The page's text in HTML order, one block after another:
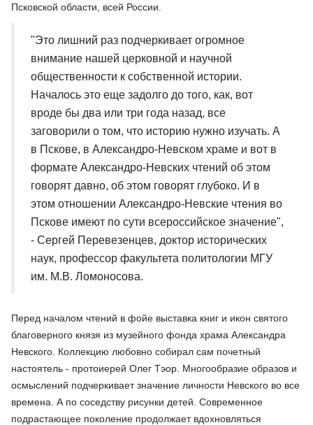
Псковской области, всей России.
"Это лишний раз подчеркивает огромное
внимание нашей церковной и научной
общественности к собственной истории.
Началось это еще задолго до того, как, вот
вроде бы два или три года назад, все
заговорили о том, что историю нужно изучать. А
в Пскове, в Александро-Невском храме и вот в
формате Александро-Невских чтений об этом
говорят давно, об этом говорят глубоко. И в
этом отношении Александро-Невские чтения во
Пскове имеют по сути всероссийское значение",
- Сергей Перевезенцев, доктор исторических
наук, профессор факультета политологии МГУ
им. М.В. Ломоносова.
Перед началом чтений в фойе выставка книг и икон святого
благоверного князя из музейного фонда храма Александра
Невского. Коллекцию любовно собирал сам почетный
настоятель - протоиерей Олег Тэор. Многообразие образов и
осмыслений подчеркивает значение личности Невского во все
времена. А по соседству рисунки детей. Современное
подрастающее поколение продолжает вдохновляться